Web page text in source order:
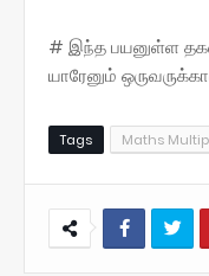
# இந்த பயனுள்ள
யாரேனும்
Tags Maths